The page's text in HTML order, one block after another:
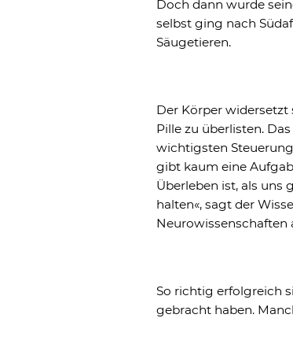
Doch dann wurde
selbst ging nach
Säugetieren.
Der Körper
Pille zu überlisten.
wichtigsten
gibt kaum eine
Überleben ist, als uns
halten«, sagt der
Neurowissenschaften
So richtig erfolgreich
gebracht haben.